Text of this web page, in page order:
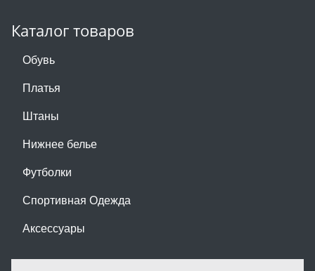
Каталог товаров
Обувь
Платья
Штаны
Нижнее белье
Футболки
Спортивная Одежда
Аксессуары